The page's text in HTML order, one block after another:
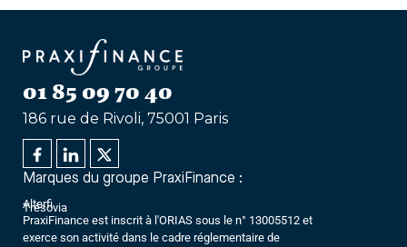
01 85 09 70 40
186 rue de Rivoli, 75001 Paris
Marques du groupe PraxiFinance :
Alterfi
Trésovia
PraxiFinance est inscrit à l'ORIAS sous le n° 13005512 et
exerce son activité dans le cadre réglementaire de